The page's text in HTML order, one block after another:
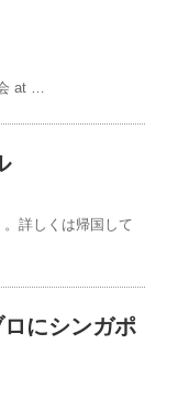
at …
詳しくは帰国して
にシンガポ